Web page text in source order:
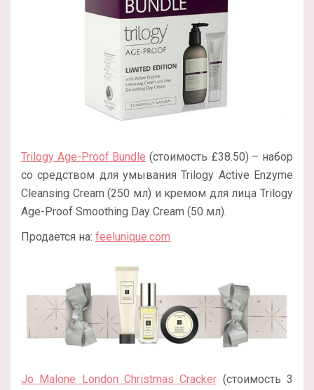
Trilogy Age-Proof Bundle (стоимость £38.50) – набор
со средством для умывания Trilogy Active Enzyme
Cleansing Cream (250 мл) и кремом для лица Trilogy
Age-Proof Smoothing Day Cream (50 мл).
Продается на: feelunique.com
Jo Malone London Christmas Cracker (стоимость 3